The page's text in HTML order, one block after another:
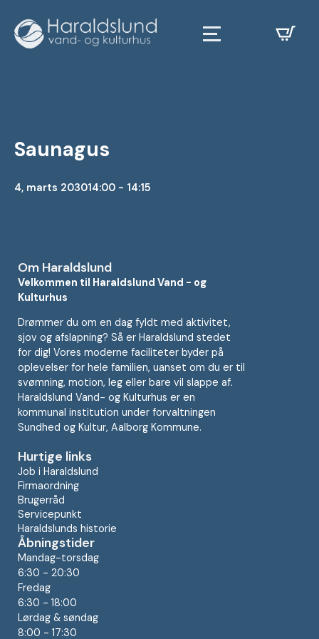
Saunagus
4, marts 203014:00 - 14:15
Om Haraldslund
Velkommen til Haraldslund Vand - og
Kulturhus
Drømmer du om en dag fyldt med aktivitet,
sjov og afslapning? Så er Haraldslund stedet
for dig! Vores moderne faciliteter byder på
oplevelser for hele familien, uanset om du er til
svømning, motion, leg eller bare vil slappe af.
Haraldslund Vand- og Kulturhus er en
kommunal institution under forvaltningen
Sundhed og Kultur, Aalborg Kommune.
Hurtige links
Job i Haraldslund
Firmaordning
Brugerråd
Servicepunkt
Haraldslunds historie
Åbningstider
Mandag-torsdag
6:30 - 20:30
Fredag
6:30 - 18:00
Lørdag & søndag
8:00 - 17:30